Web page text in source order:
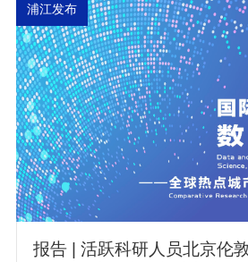
浦江发布
报告 | 活跃科研人员北京伦